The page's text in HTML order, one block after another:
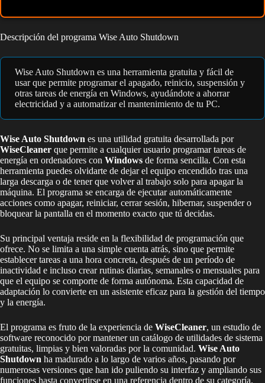
Descripción del programa Wise Auto Shutdown
Wise Auto Shutdown es una herramienta gratuita y fácil de
usar que permite programar el apagado, reinicio, suspensión y
otras tareas de energía en Windows, ayudándote a ahorrar
electricidad y a automatizar el mantenimiento de tu PC.
Wise Auto Shutdown es una utilidad gratuita desarrollada por
WiseCleaner que permite a cualquier usuario programar tareas de
energía en ordenadores con Windows de forma sencilla. Con esta
herramienta puedes olvidarte de dejar el equipo encendido tras una
larga descarga o de tener que volver al trabajo solo para apagar la
máquina. El programa se encarga de ejecutar automáticamente
acciones como apagar, reiniciar, cerrar sesión, hibernar, suspender o
bloquear la pantalla en el momento exacto que tú decidas.
Su principal ventaja reside en la flexibilidad de programación que
ofrece. No se limita a una simple cuenta atrás, sino que permite
establecer tareas a una hora concreta, después de un período de
inactividad e incluso crear rutinas diarias, semanales o mensuales para
que el equipo se comporte de forma autónoma. Esta capacidad de
adaptación lo convierte en un asistente eficaz para la gestión del tiempo
y la energía.
El programa es fruto de la experiencia de WiseCleaner, un estudio de
software reconocido por mantener un catálogo de utilidades de sistema
gratuitas, limpias y bien valoradas por la comunidad. Wise Auto
Shutdown ha madurado a lo largo de varios años, pasando por
numerosas versiones que han ido puliendo su interfaz y ampliando sus
funciones hasta convertirse en una referencia dentro de su categoría.